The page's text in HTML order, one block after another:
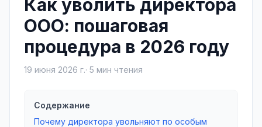
Как уволить директора
ООО: пошаговая
процедура в 2026 году
19 июня 2026 г.· 5 мин чтения
Содержание
Почему директора увольняют по особым